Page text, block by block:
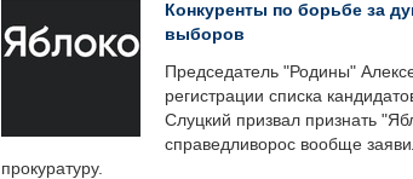
Конкуренты по борьбе за
выборов
Председатель "Родины"
регистрации списка
Слуцкий призвал признать
справедливорос вообще
прокуратуру.